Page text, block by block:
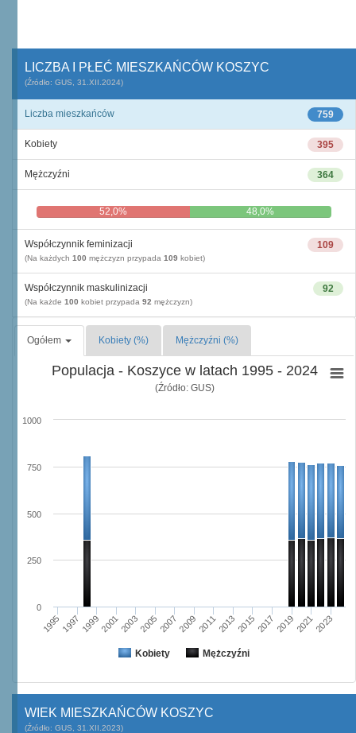
LICZBA I PŁEĆ MIESZKAŃCÓW KOSZYC
(Źródło: GUS, 31.XII.2024)
759
Liczba mieszkańców
395
Kobiety
364
Mężczyźni
52,0% 48,0%
109
Współczynnik feminizacji
(Na każdych 100 mężczyzn przypada 109 kobiet)
92
Współczynnik maskulinizacji
(Na każde 100 kobiet przypada 92 mężczyzn)
Ogółem Kobiety (%) Mężczyźni (%)
Populacja - Koszyce w latach 1995 - 2024
(Źródło: GUS)
Kobiety Mężczyźni
19951997 1999200120032005200720092011201320152017 201920212023
0
250
500
750
1000
WIEK MIESZKAŃCÓW KOSZYC
(Źródło: GUS, 31.XII.2023)